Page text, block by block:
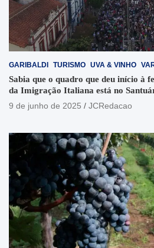
GARIBALDI TURISMO UVA & VINHO
Sabia que o quadro que deu início à
da Imigração Italiana está no
9 de junho de 2025
JCRedacao